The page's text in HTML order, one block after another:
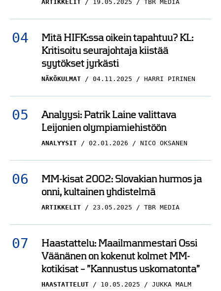
Mitä HIFK:ssa oikein tapahtuu? KL:
Kritisoitu seurajohtaja kiistää
syytökset jyrkästi
NÄKÖKULMAT 04.11.2025
Analyysi: Patrik Laine valittava
Leijonien olympiamiehistöön
ANALYYSIT 02.01.2026 NICO OKSANEN
MM-kisat 2002: Slovakian hurmos ja
onni, kultainen yhdistelmä
ARTIKKELIT 23.05.2025 TBR MEDIA
Haastattelu: Maailmanmestari Ossi
Väänänen on kokenut kolmet MM-
kotikisat – ”Kannustus uskomatonta”
HAASTATTELUT 10.05.2025 JUKKA MALM